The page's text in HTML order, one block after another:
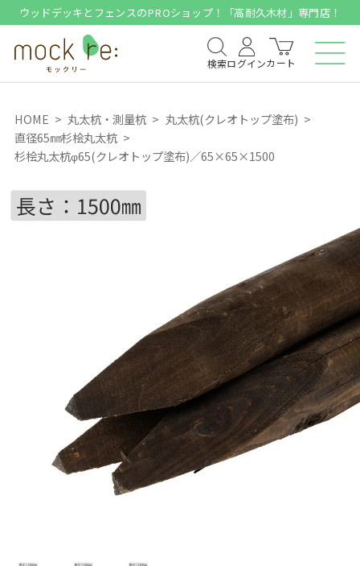
ウッドデッキとフェンスのPROショップ！「高耐久木材」専門店！
検索ログインカート
HOME 丸太杭・測量杭
丸太杭(クレオトップ塗布)
直径65㎜杉桧丸太杭
杉桧丸太杭φ65(クレオトップ塗布)／65×65×1500